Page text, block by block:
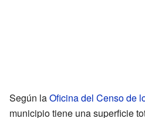
Según laOficina del Censo de
municipio tiene una superficie